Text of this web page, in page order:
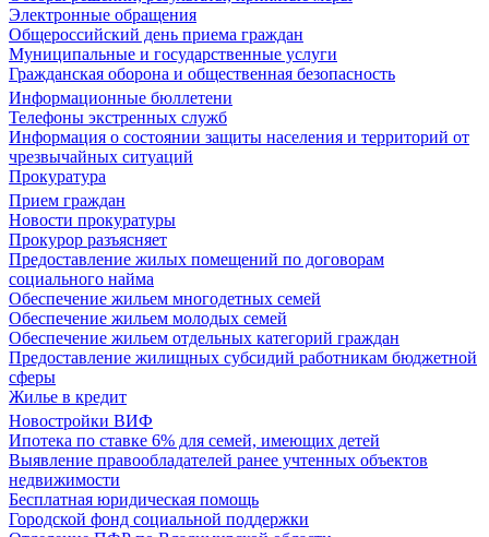
Электронные обращения
Общероссийский день приема граждан
Муниципальные и государственные услуги
Гражданская оборона и общественная безопасность
Информационные бюллетени
Телефоны экстренных служб
Информация о состоянии защиты населения и территорий от
чрезвычайных ситуаций
Прокуратура
Прием граждан
Новости прокуратуры
Прокурор разъясняет
Предоставление жилых помещений по договорам
социального найма
Обеспечение жильем многодетных семей
Обеспечение жильем молодых семей
Обеспечение жильем отдельных категорий граждан
Предоставление жилищных субсидий работникам бюджетной
сферы
Жилье в кредит
Новостройки ВИФ
Ипотека по ставке 6% для семей, имеющих детей
Выявление правообладателей ранее учтенных объектов
недвижимости
Бесплатная юридическая помощь
Городской фонд социальной поддержки